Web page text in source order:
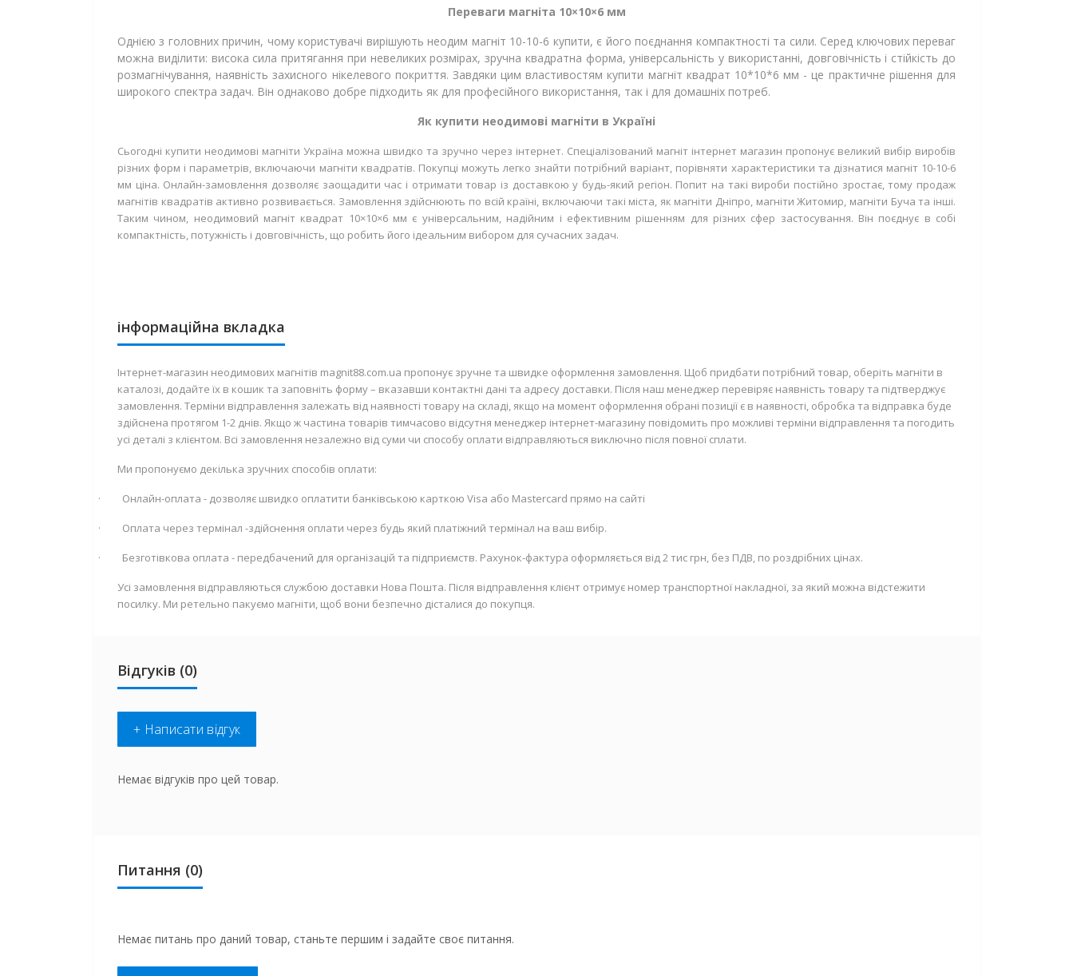
Переваги магніта 10×10×6 мм
Однією з головних причин, чому користувачі вирішують неодим магніт 10-10-6 купити, є його поєднання компактності та сили. Серед ключових переваг
можна виділити: висока сила притягання при невеликих розмірах, зручна квадратна форма, універсальність у використанні, довговічність і стійкість до
розмагнічування, наявність захисного нікелевого покриття. Завдяки цим властивостям купити магніт квадрат 10*10*6 мм - це практичне рішення для
широкого спектра задач. Він однаково добре підходить як для професійного використання, так і для домашніх потреб.
Як купити неодимові магніти в Україні
Сьогодні купити неодимові магніти Україна можна швидко та зручно через інтернет. Спеціалізований магніт інтернет магазин пропонує великий вибір виробів
різних форм і параметрів, включаючи магніти квадратів. Покупці можуть легко знайти потрібний варіант, порівняти характеристики та дізнатися магніт 10-10-6
мм ціна. Онлайн-замовлення дозволяє заощадити час і отримати товар із доставкою у будь-який регіон. Попит на такі вироби постійно зростає, тому продаж
магнітів квадратів активно розвивається. Замовлення здійснюють по всій країні, включаючи такі міста, як магніти Дніпро, магніти Житомир, магніти Буча та інші.
Таким чином, неодимовий магніт квадрат 10×10×6 мм є універсальним, надійним і ефективним рішенням для різних сфер застосування. Він поєднує в собі
компактність, потужність і довговічність, що робить його ідеальним вибором для сучасних задач.
інформаційна вкладка
Інтернет-магазин неодимових магнітів magnit88.com.ua пропонує зручне та швидке оформлення замовлення. Щоб придбати потрібний товар, оберіть магніти в
каталозі, додайте їх в кошик та заповніть форму – вказавши контактні дані та адресу доставки. Після наш менеджер перевіряє наявність товару та підтверджує
замовлення. Терміни відправлення залежать від наявності товару на складі, якщо на момент оформлення обрані позиції є в наявності, обробка та відправка буде
здійснена протягом 1-2 днів. Якщо ж частина товарів тимчасово відсутня менеджер інтернет-магазину повідомить про можливі терміни відправлення та погодить
усі деталі з клієнтом. Всі замовлення незалежно від суми чи способу оплати відправляються виключно після повної сплати.
Ми пропонуємо декілька зручних способів оплати:
· Онлайн-оплата - дозволяє швидко оплатити банківською карткою Visa або Mastercard прямо на сайті
· Оплата через термінал -здійснення оплати через будь який платіжний термінал на ваш вибір.
· Безготівкова оплата - передбачений для організацій та підприємств. Рахунок-фактура оформляється від 2 тис грн, без ПДВ, по роздрібних цінах.
Усі замовлення відправляються службою доставки Нова Пошта. Після відправлення клієнт отримує номер транспортної накладної, за який можна відстежити
посилку. Ми ретельно пакуємо магніти, щоб вони безпечно дісталися до покупця.
Відгуків (0)
+ Написати відгук
Немає відгуків про цей товар.
Питання (0)
Немає питань про даний товар, станьте першим і задайте своє питання.